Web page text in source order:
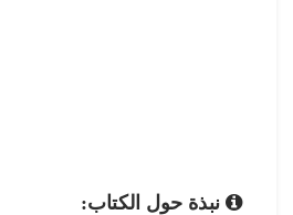
نبذة حول الكتاب: